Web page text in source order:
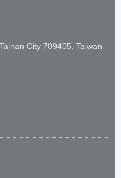
City 709405, Taiwan